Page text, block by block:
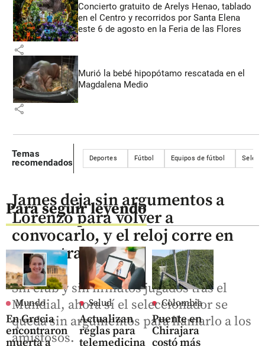
Concierto gratuito de Arelys Henao, tablado
en el Centro y recorridos por Santa Elena
este 6 de agosto en la Feria de las Flores
share
Murió la bebé hipopótamo rescatada en el
Magdalena Medio
share
Temas
recomendados
Deportes Fútbol Equipos de fútbol
Para seguir leyendo
Mundo
En Grecia
encontraron
muerta a
Salud
Actualizan
reglas para
telemedicina
Colombia
Puente en
Chirajara
costó más
James deja sin argumentos a
Lorenzo para volver a
convocarlo, y el reloj corre en
su contra
Sin club y sin minutos jugados tras el
Mundial, ahora sí el seleccionador se
queda sin argumentos para llamarlo a los
amistosos.